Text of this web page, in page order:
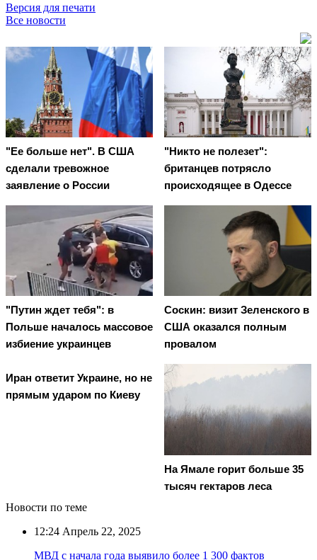
Версия для печати
Все новости
"Ее больше нет". В США
сделали тревожное
заявление о России
"Никто не полезет":
британцев потрясло
происходящее в Одессе
"Путин ждет тебя": в
Польше началось массовое
избиение украинцев
Соскин: визит Зеленского в
США оказался полным
провалом
Иран ответит Украине, но не
прямым ударом по Киеву
На Ямале горит больше 35
тысяч гектаров леса
Новости по теме
12:24 Апрель 22, 2025
МВД с начала года выявило более 1 300 фактов